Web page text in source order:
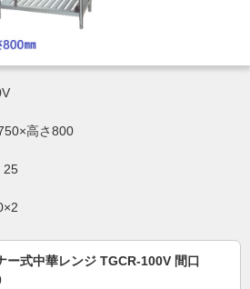
高さ800
25
ー式中華レンジ TGCR-100V 間口